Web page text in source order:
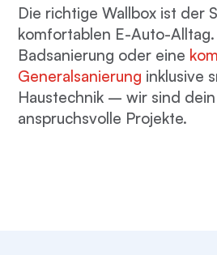
Die richtige Wallbox ist der
komfortablen E-Auto-
Badsanierung oder eine
Generalsanierung inklusive
Haustechnik – wir sind
anspruchsvolle Projekte.